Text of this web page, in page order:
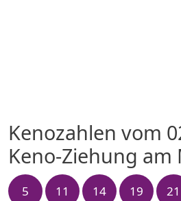
Kenozahlen vom
Keno-Ziehung am
5 11 14 19 21